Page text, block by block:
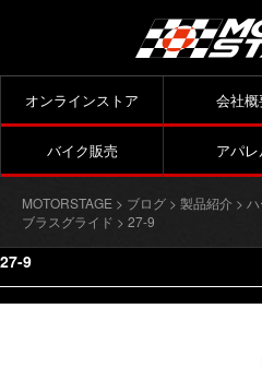
オンラインストア 会社
バイク販売 アパ
MOTORSTAGE > ブログ > 製品紹介 >
ブラスグライド > 27-9
27-9